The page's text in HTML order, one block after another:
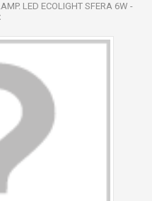
LED ECOLIGHT SFERA 6W -